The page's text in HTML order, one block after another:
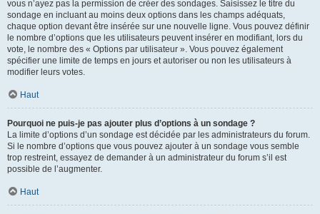
vous n’ayez pas la permission de créer des sondages. Saisissez le titre du
sondage en incluant au moins deux options dans les champs adéquats,
chaque option devant être insérée sur une nouvelle ligne. Vous pouvez définir
le nombre d’options que les utilisateurs peuvent insérer en modifiant, lors du
vote, le nombre des « Options par utilisateur ». Vous pouvez également
spécifier une limite de temps en jours et autoriser ou non les utilisateurs à
modifier leurs votes.
Haut
Pourquoi ne puis-je pas ajouter plus d’options à un sondage ?
La limite d’options d’un sondage est décidée par les administrateurs du forum.
Si le nombre d’options que vous pouvez ajouter à un sondage vous semble
trop restreint, essayez de demander à un administrateur du forum s’il est
possible de l’augmenter.
Haut